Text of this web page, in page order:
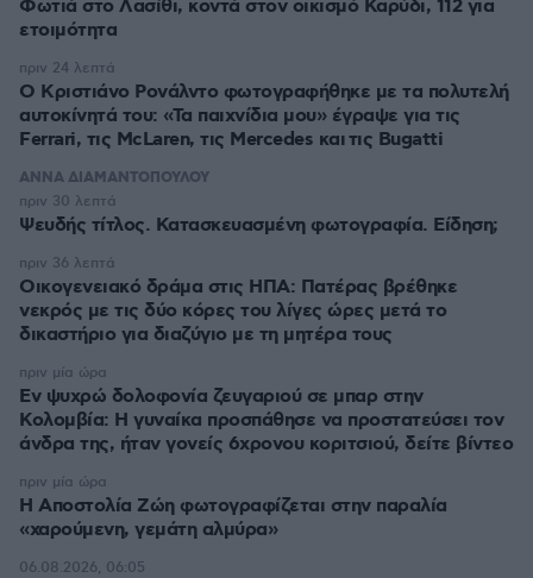
Φωτιά στο Λασίθι, κοντά στον οικισμό Καρύδι, 112 για
ετοιμότητα
Ο Κριστιάνο Ρονάλντο φωτογραφήθηκε με τα πολυτελή
αυτοκίνητά του: «Τα παιχνίδια μου» έγραψε για τις
Ferrari, τις McLaren, τις Mercedes και τις Bugatti
πριν 24 λεπτά
ΑΝΝΑ ΔΙΑΜΑΝΤΟΠΟΥΛΟΥ
Ψευδής τίτλος. Κατασκευασμένη φωτογραφία. Είδηση;
πριν 30 λεπτά
Οικογενειακό δράμα στις ΗΠΑ: Πατέρας βρέθηκε
νεκρός με τις δύο κόρες του λίγες ώρες μετά το
δικαστήριο για διαζύγιο με τη μητέρα τους
πριν 36 λεπτά
Εν ψυχρώ δολοφονία ζευγαριού σε μπαρ στην
Κολομβία: Η γυναίκα προσπάθησε να προστατεύσει τον
άνδρα της, ήταν γονείς 6χρονου κοριτσιού, δείτε βίντεο
πριν μία ώρα
H Αποστολία Ζώη φωτογραφίζεται στην παραλία
«χαρούμενη, γεμάτη αλμύρα»
πριν μία ώρα
06.08.2026, 06:05